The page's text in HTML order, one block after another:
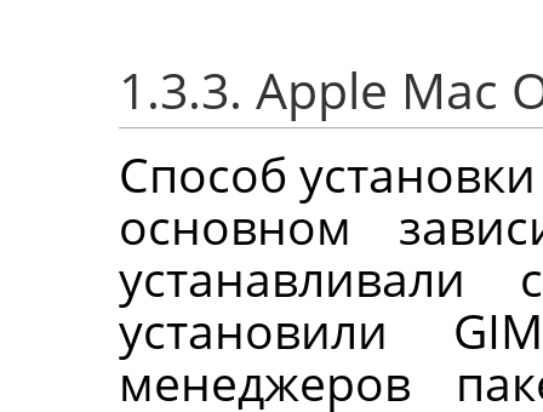
1.3.3. Apple Mac
Способ
основном
установили
менеджеров